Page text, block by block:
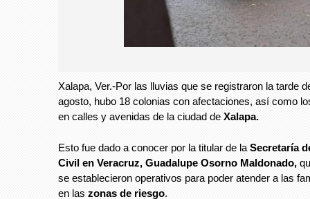
Xalapa, Ver.-Por las lluvias que se registraron la tarde
agosto, hubo 18 colonias con afectaciones, así como
en calles y avenidas de la ciudad de Xalapa.
Esto fue dado a conocer por la titular de la Secretaría
Civil en Veracruz, Guadalupe Osorno Maldonado,
se establecieron operativos para poder atender a las
en las zonas de riesgo.